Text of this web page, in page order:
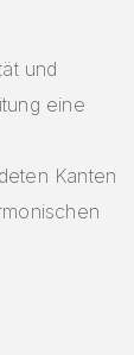
und
eine
Kanten